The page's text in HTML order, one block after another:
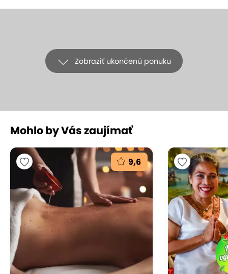
Zobraziť ukončenú ponuku
+12
Párová thajská alebo
aromaterapeutická masáž v MAI
THAN
Thajské masáže MAITHAN, Bratislava - Ružinov (mapa)
9 Vynikajúce hodnotenie
Doprajte si chvíle oddychu a regenerácie v
príjemnom prostredí MAI THAN. Vyberte si tradičnú
thajskú masáž alebo aromaterapeutickú masáž a
Mohlo by Vás zaujímať
9,6